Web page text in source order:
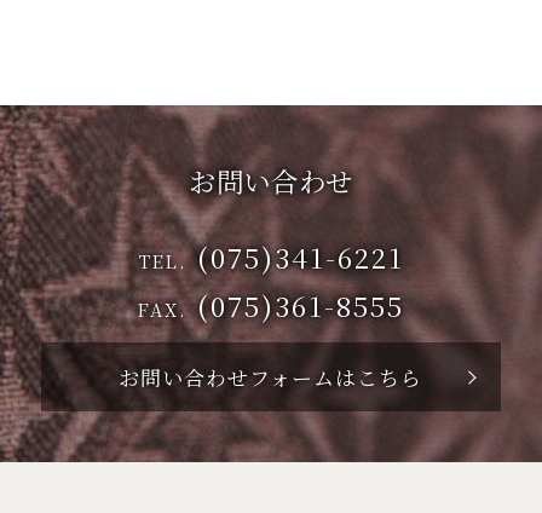
お問い合わせ
TEL. (075)341-6221
FAX.(075)361-8555
お問い合わせフォームはこちら